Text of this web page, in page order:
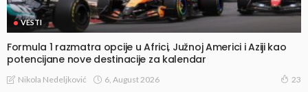
VESTI
Formula 1 razmatra opcije u Africi, Južnoj Americi i Aziji kao
potencijane nove destinacije za kalendar
Nikola Nedeljković 6, August 2026 23